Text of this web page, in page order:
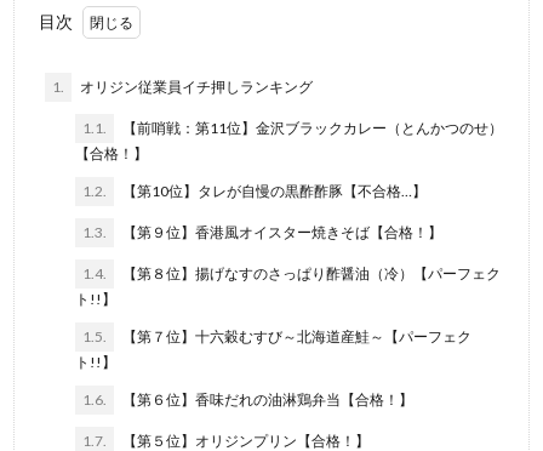
目次
1. オリジン従業員イチ押しランキング
1.1.
【前哨戦：第11位】金沢ブラックカレー（とんかつのせ）
【合格！】
1.2. 【第10位】タレが自慢の黒酢酢豚【不合格…】
1.3. 【第９位】香港風オイスター焼きそば【合格！】
1.4.
【第８位】揚げなすのさっぱり酢醤油（冷）【パーフェク
ト!!】
1.5.
【第７位】十六穀むすび～北海道産鮭～【パーフェク
ト!!】
1.6. 【第６位】香味だれの油淋鶏弁当【合格！】
1.7. 【第５位】オリジンプリン【合格！】